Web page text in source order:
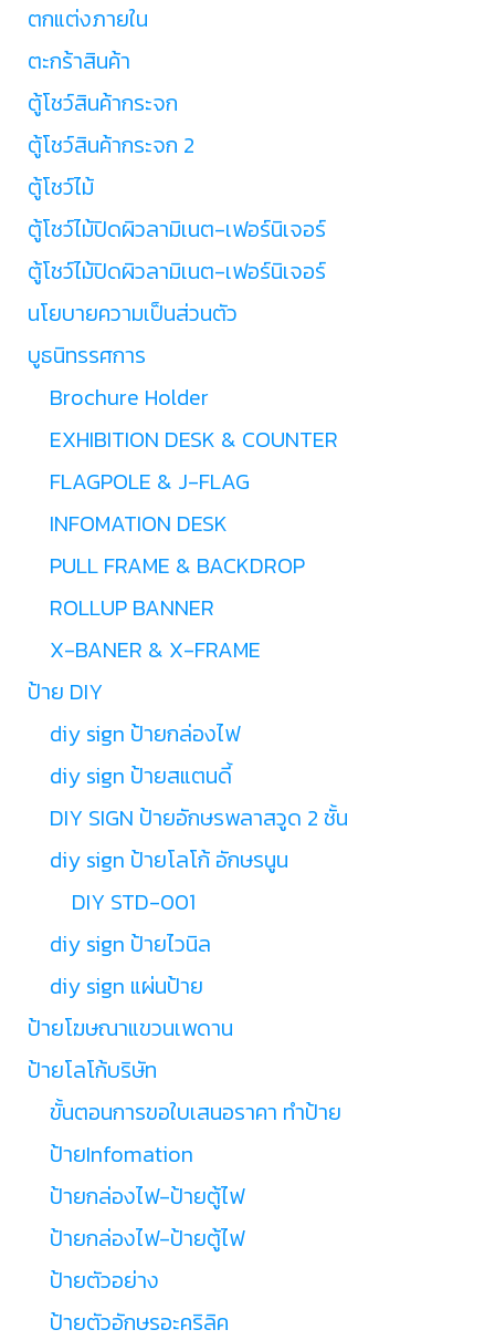
ตกแต่งภายใน
ตะกร้าสินค้า
ตู้โชว์สินค้ากระจก
ตู้โชว์สินค้ากระจก 2
ตู้โชว์ไม้
ตู้โชว์ไม้ปิดผิวลามิเนต-เฟอร์นิเจอร์
ตู้โชว์ไม้ปิดผิวลามิเนต-เฟอร์นิเจอร์
นโยบายความเป็นส่วนตัว
บูธนิทรรศการ
Brochure Holder
EXHIBITION DESK & COUNTER
FLAGPOLE & J-FLAG
INFOMATION DESK
PULL FRAME & BACKDROP
ROLLUP BANNER
X-BANER & X-FRAME
ป้าย DIY
diy sign ป้ายกล่องไฟ
diy sign ป้ายสแตนดี้
DIY SIGN ป้ายอักษรพลาสวูด 2 ชั้น
diy sign ป้ายโลโก้ อักษรนูน
DIY STD-001
diy sign ป้ายไวนิล
diy sign แผ่นป้าย
ป้ายโฆษณาแขวนเพดาน
ป้ายโลโก้บริษัท
ขั้นตอนการขอใบเสนอราคา ทำป้าย
ป้ายInfomation
ป้ายกล่องไฟ-ป้ายตู้ไฟ
ป้ายกล่องไฟ-ป้ายตู้ไฟ
ป้ายตัวอย่าง
ป้ายตัวอักษรอะคริลิค